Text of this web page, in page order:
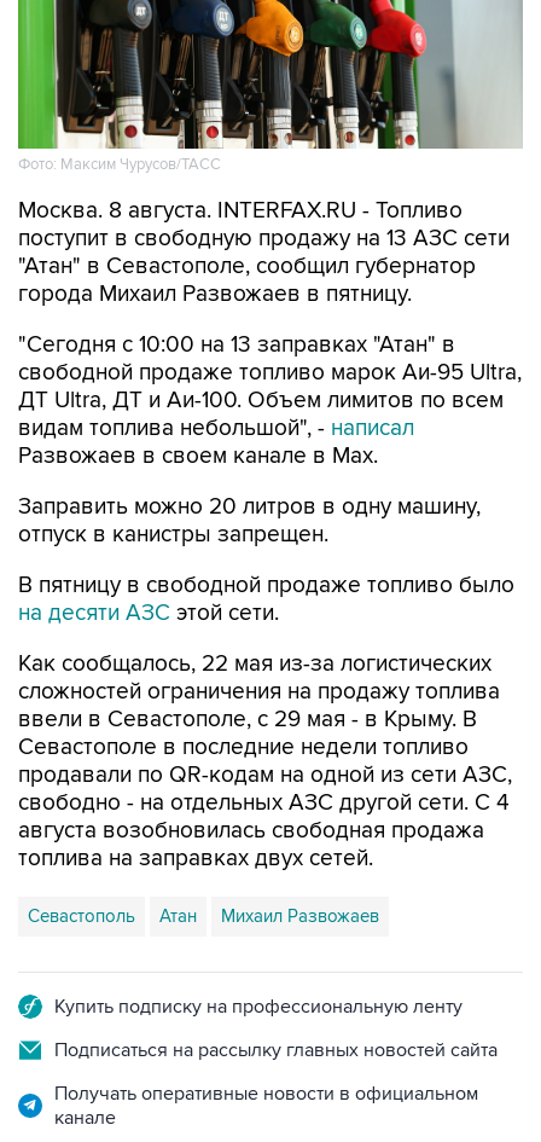
Фото: Максим Чурусов/ТАСС
Москва. 8 августа. INTERFAX.RU - Топливо
поступит в свободную продажу на 13 АЗС сети
"Атан" в Севастополе, сообщил губернатор
города Михаил Развожаев в пятницу.
"Сегодня с 10:00 на 13 заправках "Атан" в
свободной продаже топливо марок Аи-95 Ultra,
ДТ Ultra, ДТ и Аи-100. Объем лимитов по всем
видам топлива небольшой", - написал
Развожаев в своем канале в Max.
Заправить можно 20 литров в одну машину,
отпуск в канистры запрещен.
В пятницу в свободной продаже топливо было
на десяти АЗС этой сети.
Как сообщалось, 22 мая из-за логистических
сложностей ограничения на продажу топлива
ввели в Севастополе, с 29 мая - в Крыму. В
Севастополе в последние недели топливо
продавали по QR-кодам на одной из сети АЗС,
свободно - на отдельных АЗС другой сети. С 4
августа возобновилась свободная продажа
топлива на заправках двух сетей.
Севастополь Атан Михаил Развожаев
Купить подписку на профессиональную ленту
Подписаться на рассылку главных новостей сайта
Получать оперативные новости в официальном
канале